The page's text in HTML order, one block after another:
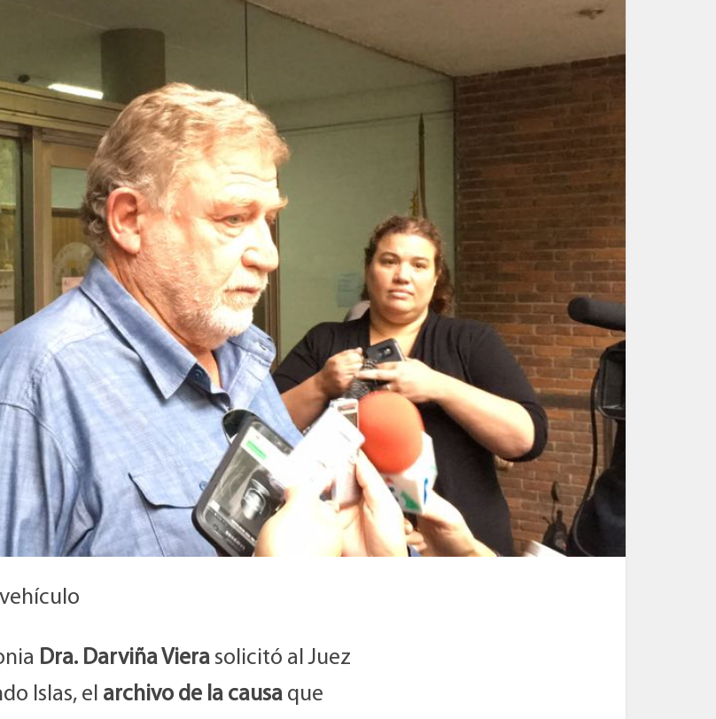
Dra. Darviña Viera solicitó al Juez
Islas, el archivo de la causa que